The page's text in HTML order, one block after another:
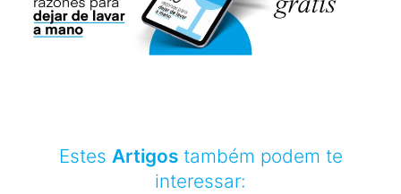
Estes Artigostambém podem te
interessar: